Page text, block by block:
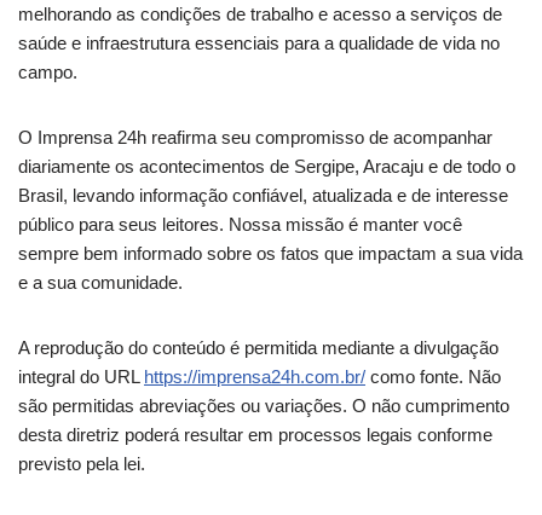
melhorando as condições de trabalho e acesso a serviços de
saúde e infraestrutura essenciais para a qualidade de vida no
campo.
O Imprensa 24h reafirma seu compromisso de acompanhar
diariamente os acontecimentos de Sergipe, Aracaju e de todo o
Brasil, levando informação confiável, atualizada e de interesse
público para seus leitores. Nossa missão é manter você
sempre bem informado sobre os fatos que impactam a sua vida
e a sua comunidade.
A reprodução do conteúdo é permitida mediante a divulgação
integral do URL https://imprensa24h.com.br/ como fonte. Não
são permitidas abreviações ou variações. O não cumprimento
desta diretriz poderá resultar em processos legais conforme
previsto pela lei.